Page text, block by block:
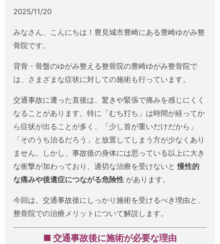
2025/11/20
みなさん、こんにちは！豊見城市豊崎にある豊崎ゆがみ整
骨院です。
背骨・骨盤のゆがみ整える整骨院の豊崎ゆがみ整骨院で
は、さまざまな症状に対しての施術も行っています。
交通事故に遭った直後は、驚きや緊張で痛みを感じにくく
なることがあります。特に「むち打ち」は時間が経ってか
ら症状が出ることが多く、「少し首が重いだけだから」
「そのうち治るだろう」と放置してしまう方が少なくあり
ません。しかし、事故後の身体には思っている以上に大き
な衝撃が加わっており、適切な治療を受けないと慢性的
な痛みや後遺症につながる危険性 があります。
今回は、交通事故後にしっかり施術を受けるべき理由と、
整骨院での治療メリットについて解説します。
■ 交通事故後に施術が必要な理由